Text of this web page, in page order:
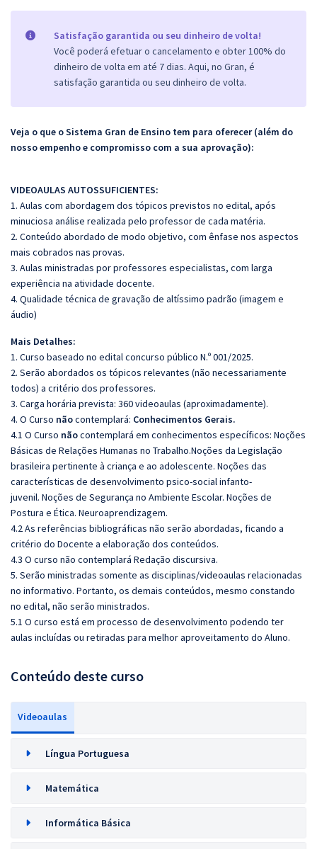
Satisfação garantida ou seu dinheiro de volta!
Você poderá efetuar o cancelamento e obter 100% do
dinheiro de volta em até 7 dias. Aqui, no Gran, é
satisfação garantida ou seu dinheiro de volta.
Veja o que o Sistema Gran de Ensino tem para oferecer (além do
nosso empenho e compromisso com a sua aprovação):
VIDEOAULAS AUTOSSUFICIENTES:
1. Aulas com abordagem dos tópicos previstos no edital, após
minuciosa análise realizada pelo professor de cada matéria.
2. Conteúdo abordado de modo objetivo, com ênfase nos aspectos
mais cobrados nas provas.
3. Aulas ministradas por professores especialistas, com larga
experiência na atividade docente.
4. Qualidade técnica de gravação de altíssimo padrão (imagem e
áudio)
Mais Detalhes:
1. Curso baseado no edital concurso público N.º 001/2025.
2. Serão abordados os tópicos relevantes (não necessariamente
todos) a critério dos professores.
3. Carga horária prevista: 360 videoaulas (aproximadamente).
4. O Curso nãocontemplará: Conhecimentos Gerais.
4.1 O Curso nãocontemplará em conhecimentos específicos: Noções
Básicas de Relações Humanas no Trabalho.Noções da Legislação
brasileira pertinente à criança e ao adolescente. Noções das
características de desenvolvimento psico-social infanto-
juvenil. Noções de Segurança no Ambiente Escolar. Noções de
Postura e Ética. Neuroaprendizagem.
4.2 As referências bibliográficas não serão abordadas, ficando a
critério do Docente a elaboração dos conteúdos.
4.3 O curso não contemplará Redação discursiva.
5. Serão ministradas somente as disciplinas/videoaulas relacionadas
no informativo. Portanto, os demais conteúdos, mesmo constando
no edital, não serão ministrados.
5.1 O curso está em processo de desenvolvimento podendo ter
aulas incluídas ou retiradas para melhor aproveitamento do Aluno.
Conteúdo deste curso
Videoaulas
Língua Portuguesa
Matemática
Informática Básica